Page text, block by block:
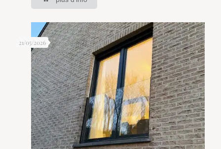
21/05/2026